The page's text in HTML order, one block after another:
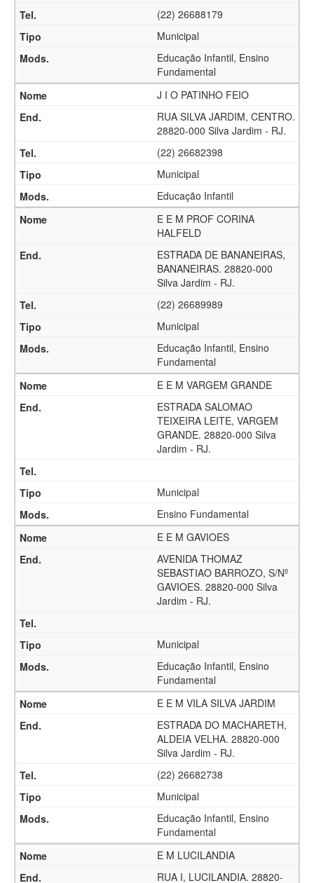
(22) 26688179
Municipal
Educação Infantil, Ensino
Fundamental
J I O PATINHO FEIO
RUA SILVA JARDIM, CENTRO.
28820-000 Silva Jardim - RJ.
(22) 26682398
Municipal
Educação Infantil
E E M PROF CORINA
HALFELD
ESTRADA DE BANANEIRAS,
BANANEIRAS. 28820-000
Silva Jardim - RJ.
(22) 26689989
Municipal
Educação Infantil, Ensino
Fundamental
E E M VARGEM GRANDE
ESTRADA SALOMAO
TEIXEIRA LEITE, VARGEM
GRANDE. 28820-000 Silva
Jardim - RJ.
Municipal
Ensino Fundamental
E E M GAVIOES
AVENIDA THOMAZ
SEBASTIAO BARROZO, S/Nº
GAVIOES. 28820-000 Silva
Jardim - RJ.
Municipal
Educação Infantil, Ensino
Fundamental
E E M VILA SILVA JARDIM
ESTRADA DO MACHARETH,
ALDEIA VELHA. 28820-000
Silva Jardim - RJ.
(22) 26682738
Municipal
Educação Infantil, Ensino
Fundamental
E M LUCILANDIA
RUA I, LUCILANDIA. 28820-